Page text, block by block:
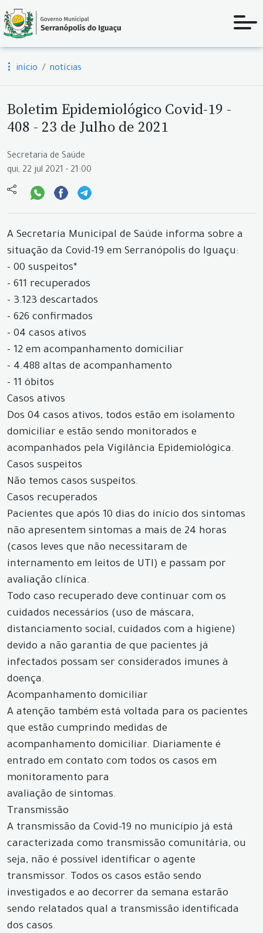
início notícias
Boletim Epidemiológico Covid-19 -
408 - 23 de Julho de 2021
Secretaria de Saúde
qui, 22 jul 2021 - 21:00
A Secretaria Municipal de Saúde informa sobre a
situação da Covid-19 em Serranópolis do Iguaçu:
- 00 suspeitos*
- 611 recuperados
- 3.123 descartados
- 626 confirmados
- 04 casos ativos
- 12 em acompanhamento domiciliar
- 4.488 altas de acompanhamento
- 11 óbitos
Casos ativos
Dos 04 casos ativos, todos estão em isolamento
domiciliar e estão sendo monitorados e
acompanhados pela Vigilância Epidemiológica.
Casos suspeitos
Não temos casos suspeitos.
Casos recuperados
Pacientes que após 10 dias do início dos sintomas
não apresentem sintomas a mais de 24 horas
(casos leves que não necessitaram de
internamento em leitos de UTI) e passam por
avaliação clínica.
Todo caso recuperado deve continuar com os
cuidados necessários (uso de máscara,
distanciamento social, cuidados com a higiene)
devido a não garantia de que pacientes já
infectados possam ser considerados imunes à
doença.
Acompanhamento domiciliar
A atenção também está voltada para os pacientes
que estão cumprindo medidas de
acompanhamento domiciliar. Diariamente é
entrado em contato com todos os casos em
monitoramento para
avaliação de sintomas.
Transmissão
A transmissão da Covid-19 no município já está
caracterizada como transmissão comunitária, ou
seja, não é possível identificar o agente
transmissor. Todos os casos estão sendo
investigados e ao decorrer da semana estarão
sendo relatados qual a transmissão identificada
dos casos.